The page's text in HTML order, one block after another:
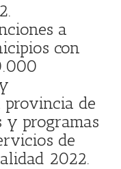
a
con
provincia de
y programas
de
2022.